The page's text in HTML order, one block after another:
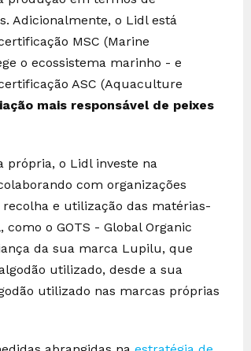
Adicionalmente, o Lidl está
MSC (Marine
o ecossistema marinho - e
ASC (Aquaculture
mais responsável de peixes
própria, o Lidl investe na
com organizações
e utilização das matérias-
o GOTS - Global Organic
da sua marca Lupilu, que
utilizado, desde a sua
utilizado nas marcas próprias